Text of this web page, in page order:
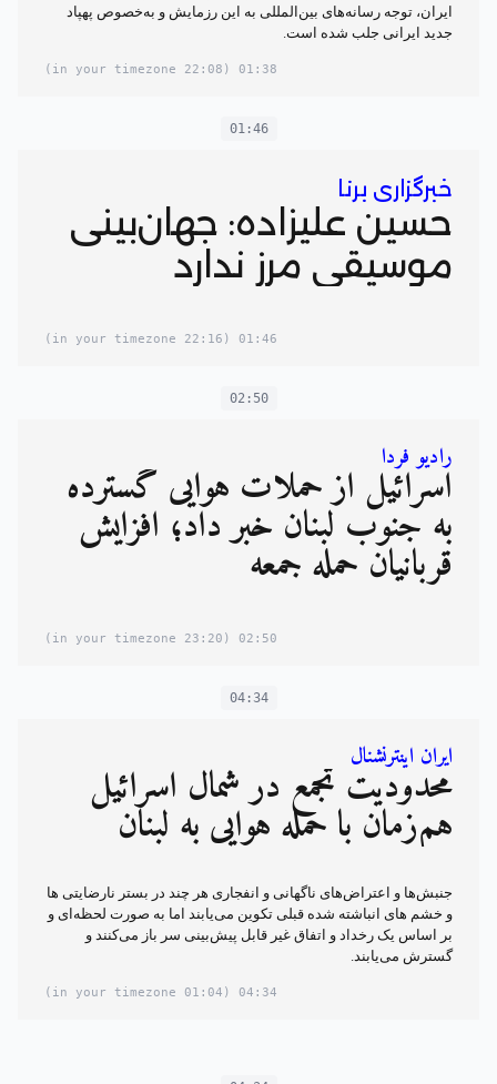
ایران، توجه رسانه‌های بین‌المللی به این رزمایش و به‌خصوص پهپاد
جدید ایرانی جلب شده است.
01:38
(22:08 in your timezone)
01:46
خبرگزاری برنا
حسین علیزاده: جهان‌بینی
موسیقی مرز ندارد
01:46
(22:16 in your timezone)
02:50
رادیو فردا
اسرائیل از حملات هوایی گسترده
به جنوب لبنان خبر داد؛ افزایش
قربانیان حمله جمعه
02:50
(23:20 in your timezone)
04:34
ایران اینترنشنال
محدودیت تجمع در شمال اسرائیل
هم‌زمان با حمله هوایی به لبنان
جنبش‌ها و اعتراض‌های ناگهانی و انفجاری هر چند در بستر نارضایتی ها
و خشم های انباشته شده‌ قبلی تکوین می‌یابند اما به صورت لحظه‌ای و
بر اساس یک رخداد و اتفاق غیر قابل پیش‌بینی سر باز می‌کنند و
گسترش می‌یابند.
04:34
(01:04 in your timezone)